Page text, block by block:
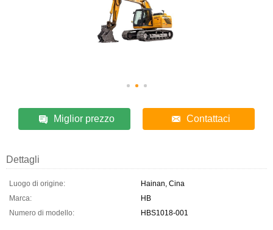
Miglior prezzo Contattaci
Dettagli
Luogo di origine:
Hainan, Cina
Marca:
HB
Numero di modello:
HBS1018-001